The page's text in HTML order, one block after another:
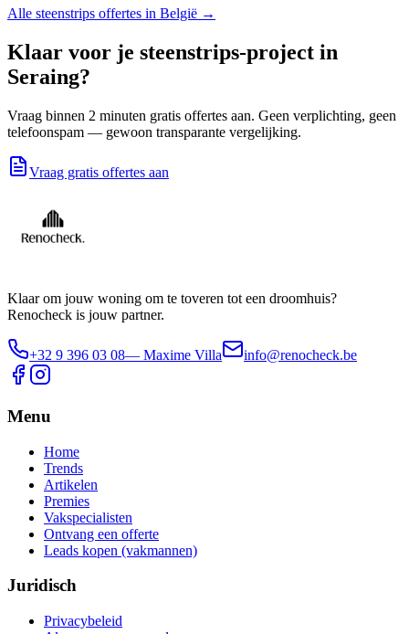
Alle steenstrips offertes in België →
Klaar voor je steenstrips-project in
Seraing?
Vraag binnen 2 minuten gratis offertes aan. Geen verplichting, geen
telefoonspam — gewoon transparante vergelijking.
Vraag gratis offertes aan
Klaar om jouw woning om te toveren tot een droomhuis?
Renocheck is jouw partner.
+32 9 396 03 08— Maxime Villa info@renocheck.be
Menu
Home
Trends
Artikelen
Premies
Vakspecialisten
Ontvang een offerte
Leads kopen (vakmannen)
Juridisch
Privacybeleid